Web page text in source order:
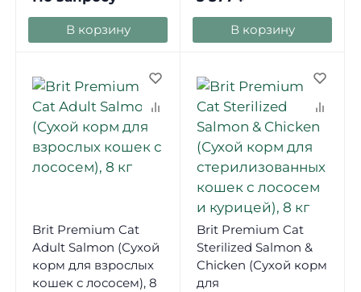
В корзину В корзину
Brit Premium Cat
Adult Salmon (Сухой
корм для взрослых
кошек с лососем), 8
Brit Premium Cat
Sterilized Salmon &
Chicken (Сухой корм
для